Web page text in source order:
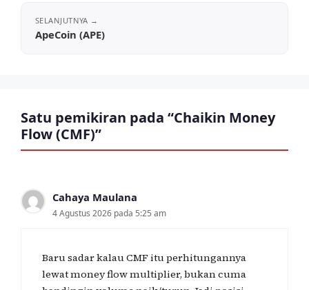
ApeCoin (APE)
Satu pemikiran pada “Chaikin Money
Flow (CMF)”
Cahaya Maulana
4 Agustus 2026 pada 5:25 am
Baru sadar kalau CMF itu perhitungannya
lewat money flow multiplier, bukan cuma